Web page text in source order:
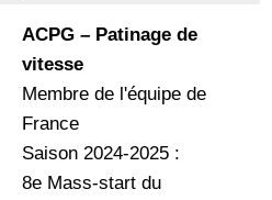
ACPG – Patinage de
vitesse
Membre de l'équipe de
France
Saison 2024-2025 :
8e Mass-start du